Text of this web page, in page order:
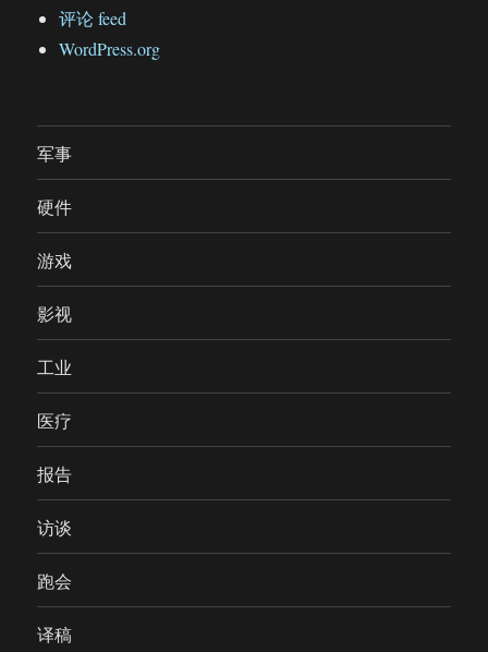
评论 feed
WordPress.org
军事
硬件
游戏
影视
工业
医疗
报告
访谈
跑会
译稿